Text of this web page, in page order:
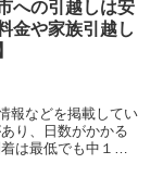
への引越しは安
金や家族引越し
報などを掲載してい
り、日数がかかる
は最低でも中１日